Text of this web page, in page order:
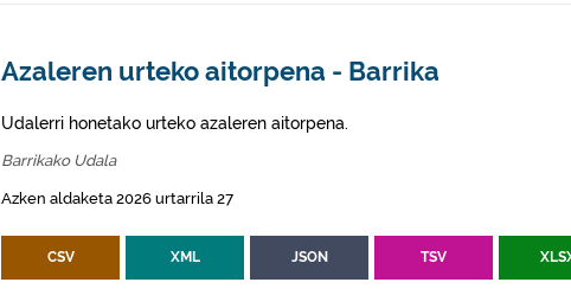
Azaleren urteko aitorpena - Barrika
Udalerri honetako urteko azaleren aitorpena.
Barrikako Udala
Azken aldaketa 2026 urtarrila 27
CSV XML JSON TSV